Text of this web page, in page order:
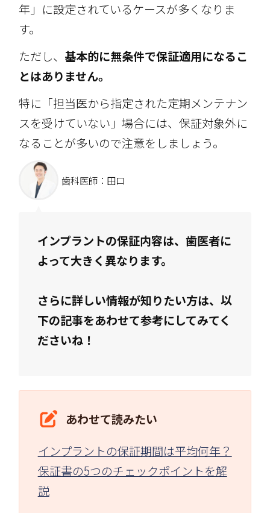
年」に設定されているケースが多くなりま
す。
ただし、 基本的に無条件で保証適用になるこ
とはありません。
特に「担当医から指定された定期メンテナン
スを受けていない」場合には、保証対象外に
なることが多いので注意をしましょう。
歯科医師：田口
インプラントの保証内容は、歯医者に
よって大きく異なります。
さらに詳しい情報が知りたい方は、以
下の記事をあわせて参考にしてみてく
ださいね！
あわせて読みたい
インプラントの保証期間は平均何年？
保証書の5つのチェックポイントを解
説